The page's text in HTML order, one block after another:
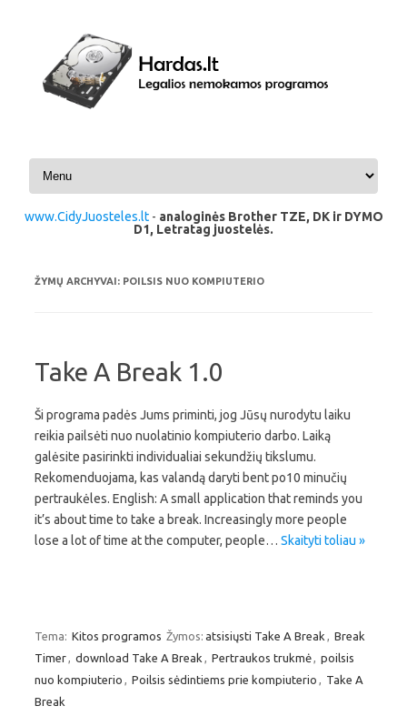
Pereiti prie turinio
www.CidyJuosteles.lt- analoginės Brother TZE, DK ir DYMO
D1, Letratag juostelės.
ŽYMŲ ARCHYVAI: POILSIS NUO KOMPIUTERIO
Take A Break 1.0
Ši programa padės Jums priminti, jog Jūsų nurodytu laiku
reikia pailsėti nuo nuolatinio kompiuterio darbo. Laiką
galėsite pasirinkti individualiai sekundžių tikslumu.
Rekomenduojama, kas valandą daryti bent po10 minučių
pertraukėles. English: A small application that reminds you
it’s about time to take a break. Increasingly more people
lose a lot of time at the computer, people… Skaityti toliau »
Tema: Kitos programos Žymos: atsisiųsti Take A Break
Break
Timer
download Take A Break Pertraukos trukmė
poilsis
nuo kompiuterio
Poilsis sėdintiems prie kompiuterio
Take A
Break